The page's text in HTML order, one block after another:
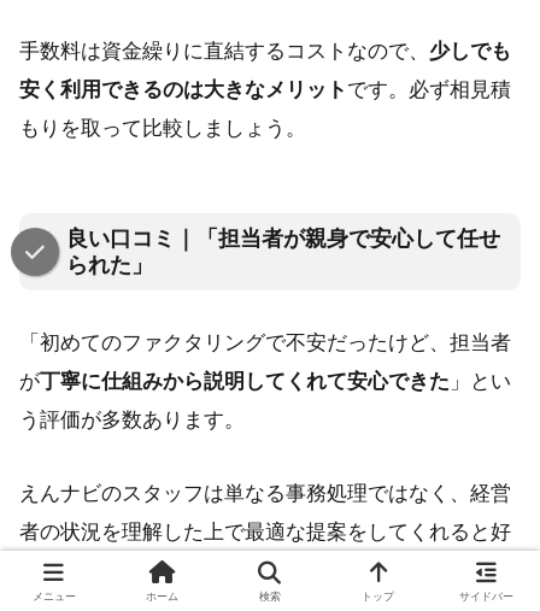
手数料は資金繰りに直結するコストなので、 少しでも
安く利用できるのは大きなメリット です。必ず相見積
もりを取って比較しましょう。
良い口コミ｜「担当者が親身で安心して任せ
られた」
「初めてのファクタリングで不安だったけど、担当者
が丁寧に仕組みから説明してくれて安心できた 」とい
う評価が多数あります。
えんナビのスタッフは単なる事務処理ではなく、経営
者の状況を理解した上で最適な提案をしてくれると好
評。「夜間の相談にも嫌な顔せず対応してくれた」
メニュー ホーム 検索 トップ サイドバー